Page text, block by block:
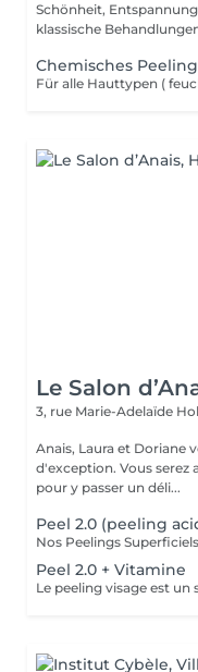
Schönheit, Entspannung und
klassische
Chemisches Peeling
Le Salon
3, rue Marie-Adelaïde
Anais, Laura et Doriane
d'exception. Vous serez accueillis dans un cadre raffiné et feutré
pour y passer un déli...
Peel 2.0 (peeling
Peel 2.0 + Vitamine